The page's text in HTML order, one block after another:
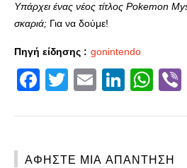
Υπάρχει ένας νέος τίτλος Pokemon
σκαριά; Για να δούμε!
Πηγή είδησης : gonintendo
Facebook
Twitter
Email
ΑΦΉΣΤΕ ΜΙΑ ΑΠΆΝΤΗΣΗ